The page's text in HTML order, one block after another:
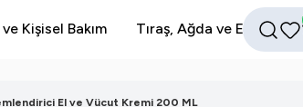
Kişisel Bakım Tıraş, Ağda ve Epilasyon
El ve Vücut Kremi 200 ML